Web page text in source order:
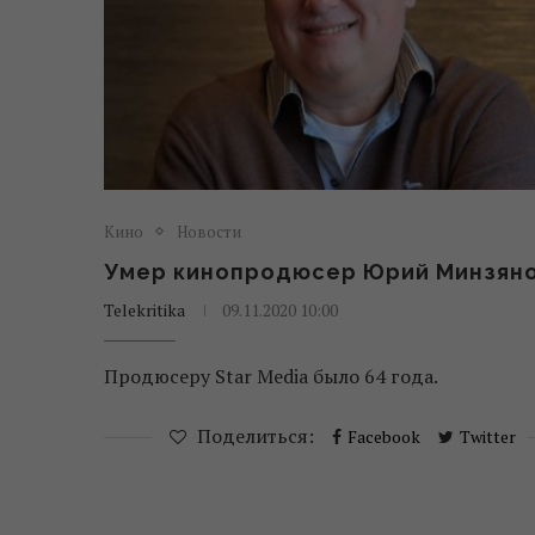
Кино Новости
Умер кинопродюсер Юрий
Telekritika 09.11.2020 10:00
Продюсеру Star Media было 64 года.
Поделиться: Facebook Twitter